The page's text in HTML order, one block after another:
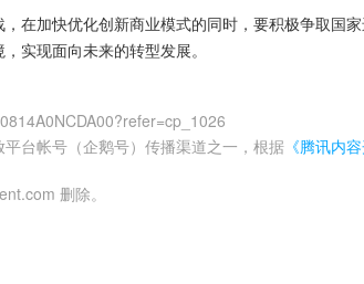
在加快优化创新商业模式的同时，要积极争取国
实现面向未来的转型发展。
台帐号（企鹅号）传播渠道之一，根据 《腾讯内
删除。